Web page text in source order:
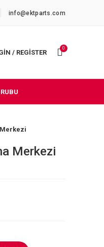
info@ektparts.com
/ REGISTER
0
Merkezi
Merkezi